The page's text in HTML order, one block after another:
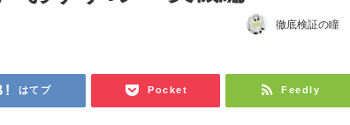
徹底検証の瞳
はてブ Pocket Feedly